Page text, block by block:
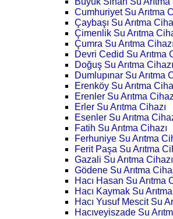
Cumhuriyet Su Arıtma
Çaybaşı Su Arıtma
Çimenlik Su Arıtma
Çumra Su Arıtma Cihazı
Devri Cedid Su Arıtma
Doğuş Su Arıtma Cihazı
Dumlupınar Su Arıtma
Erenköy Su Arıtma
Erenler Su Arıtma
Erler Su Arıtma Cihazı
Esenler Su Arıtma
Fatih Su Arıtma Cihazı
Ferhuniye Su Arıtma
Ferit Paşa Su Arıtma
Gazali Su Arıtma Cihazı
Gödene Su Arıtma
Hacı Hasan Su Arıtma
Hacı Kaymak Su
Hacı Yusuf Mescit Su
Hacıveyiszade Su